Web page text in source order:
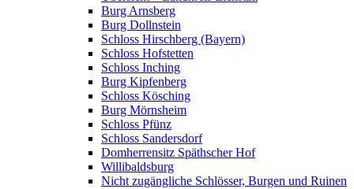
Burg Arnsberg
Burg Dollnstein
Schloss Hirschberg (Bayern)
Schloss Hofstetten
Schloss Inching
Burg Kipfenberg
Schloss Kösching
Burg Mörnsheim
Schloss Pfünz
Schloss Sandersdorf
Domherrensitz Späthscher Hof
Willibaldsburg
Nicht zugängliche Schlösser, Burgen und Ruinen